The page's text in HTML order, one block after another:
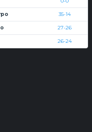
35-14
27-26
26-24